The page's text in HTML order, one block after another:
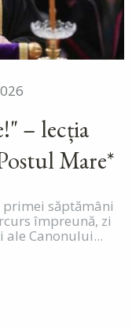
– lecția
Mare*
primei săptămâni
împreună, zi
Canonului...